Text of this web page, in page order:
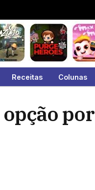
Receitas Colunas
por